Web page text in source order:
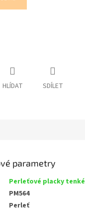
HLÍDAT SDÍLET
parametry
Perleťové placky tenké
PM564
Perleť